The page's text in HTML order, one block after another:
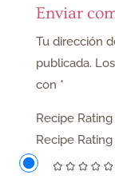
Enviar
Tu dirección
publicada.
con *
Recipe Rating
Recipe Rating